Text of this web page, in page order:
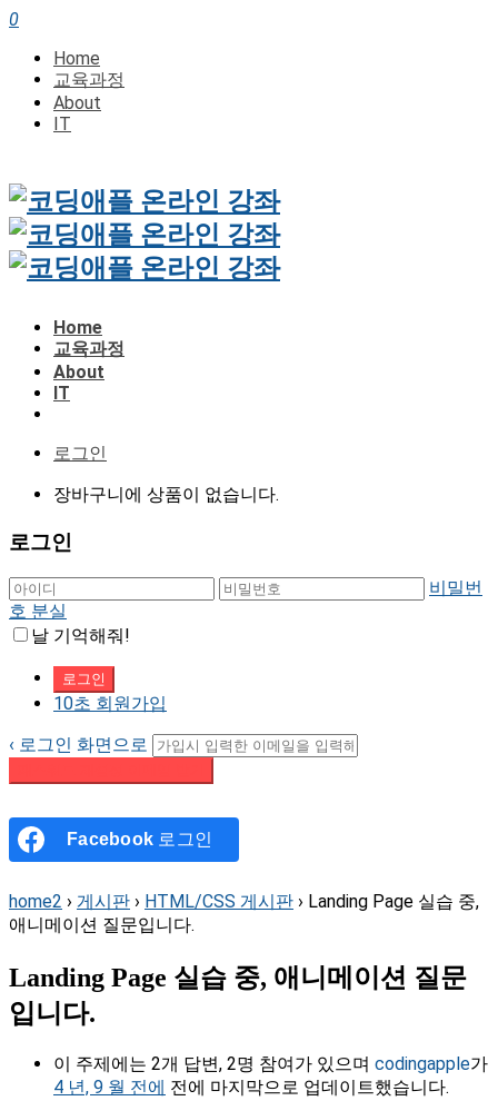
0
Home
교육과정
About
IT
Home
교육과정
About
IT
로그인
장바구니에 상품이 없습니다.
로그인
비밀번
호 분실
날 기억해줘!
10초 회원가입
‹ 로그인 화면으로
Facebook 로그인
home2 › 게시판 › HTML/CSS 게시판 › Landing Page 실습 중,
애니메이션 질문입니다.
Landing Page 실습 중, 애니메이션 질문
입니다.
이 주제에는 2개 답변, 2명 참여가 있으며 codingapple가
4 년, 9 월 전에 전에 마지막으로 업데이트했습니다.